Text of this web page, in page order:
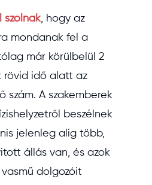
szólnak, hogy az
mondanak fel a
már körülbelül 2
rövid idő alatt az
szám. A szakemberek
beszélnek
jelenleg alig több,
állás van, és azok
dolgozóit